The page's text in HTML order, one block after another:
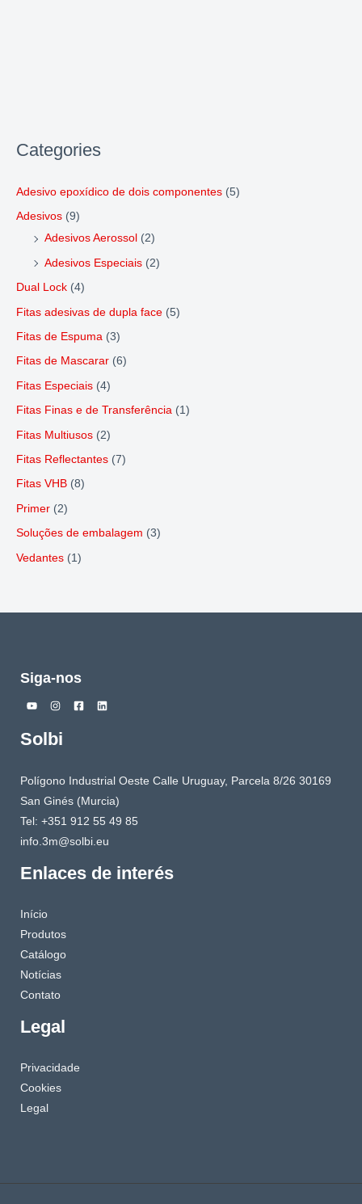
Categories
Adesivo epoxídico de dois componentes (5)
Adesivos (9)
Adesivos Aerossol (2)
Adesivos Especiais (2)
Dual Lock (4)
Fitas adesivas de dupla face (5)
Fitas de Espuma (3)
Fitas de Mascarar (6)
Fitas Especiais (4)
Fitas Finas e de Transferência (1)
Fitas Multiusos (2)
Fitas Reflectantes (7)
Fitas VHB (8)
Primer (2)
Soluções de embalagem (3)
Vedantes (1)
Siga-nos
Solbi
Polígono Industrial Oeste Calle Uruguay, Parcela 8/26 30169
San Ginés (Murcia)
Tel: +351 912 55 49 85
info.3m@solbi.eu
Enlaces de interés
Início
Produtos
Catálogo
Notícias
Contato
Legal
Privacidade
Cookies
Legal